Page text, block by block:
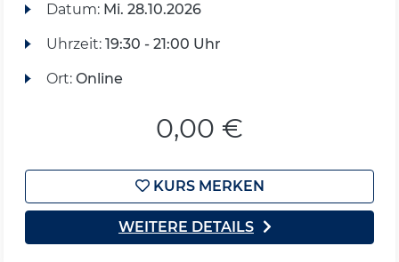
Datum: Mi. 28.10.2026
Uhrzeit: 19:30 - 21:00 Uhr
Ort: Online
0,00 €
KURS MERKEN
WEITERE DETAILS